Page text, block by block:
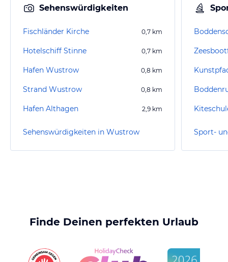
Sehenswürdigkeiten
Fischländer Kirche 0,7 km
Hotelschiff Stinne 0,7 km
Hafen Wustrow 0,8 km
Strand Wustrow 0,8 km
Hafen Althagen 2,9 km
Sehenswürdigkeiten in Wustrow
Finde Deinen perfekten Urlaub